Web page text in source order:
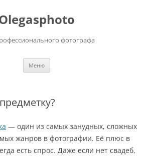
фотографа
Меню
— один из самых занудных, сложных
жанров в фотографии. Её плюс в
есть спрос. Даже если нет свадеб,